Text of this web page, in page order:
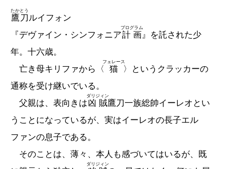
鷹刀
たかとう
ルイフォン
『デヴァイン・シンフォニア計画
プログラム
』を託された少
年。十六歳。
亡き母キリファから〈
猫
フェレース
〉というクラッカーの
通称を受け継いでいる。
父親は、表向きは凶賊
ダリジィン
鷹刀一族総帥イーレオとい
うことになっているが、実はイーレオの長子エル
ファンの息子である。
そのことは、薄々、本人も感づいてはいるが、既
ダリジィン